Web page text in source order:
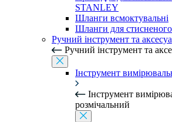
STANLEY
Шланги всмоктувальні
Шланги для стисненого
Ручний інструмент та
Ручний інструмент та
Інструмент
Інструмент
розмічальний